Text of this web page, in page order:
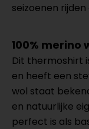
seizoenen
100%
Dit thermoshirt
en heeft een
wol staat
en natuurlijke
perfect is als